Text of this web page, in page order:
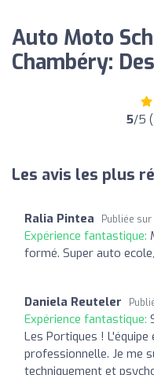
Auto Moto
Chambéry:
5/5
Les avis les plus
Ralia Pintea Publiée sur
Expérience fantastique:
formé. Super auto
Daniela Reuteler
Expérience fantastique:
Les Portiques !
professionnelle. Je me
techniquement et